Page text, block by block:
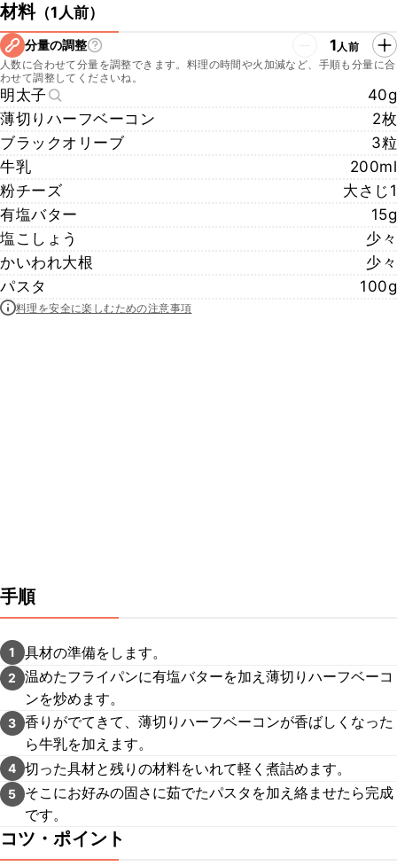
材料（1人前）
分量の調整 1人前
人数に合わせて分量を調整できます。料理の時間や火加減など、手順も分量に合
わせて調整してくださいね。
明太子
40g
薄切りハーフベーコン
2枚
ブラックオリーブ
3粒
牛乳
200ml
粉チーズ
大さじ1
有塩バター
15g
塩こしょう
少々
かいわれ大根
少々
パスタ
100g
料理を安全に楽しむための注意事項
手順
1 具材の準備をします。
2
温めたフライパンに有塩バターを加え薄切りハーフベーコ
ンを炒めます。
3 香りがでてきて、薄切りハーフベーコンが香ばしくなった
ら牛乳を加えます。
4 切った具材と残りの材料をいれて軽く煮詰めます。
5
そこにお好みの固さに茹でたパスタを加え絡ませたら完成
です。
コツ・ポイント